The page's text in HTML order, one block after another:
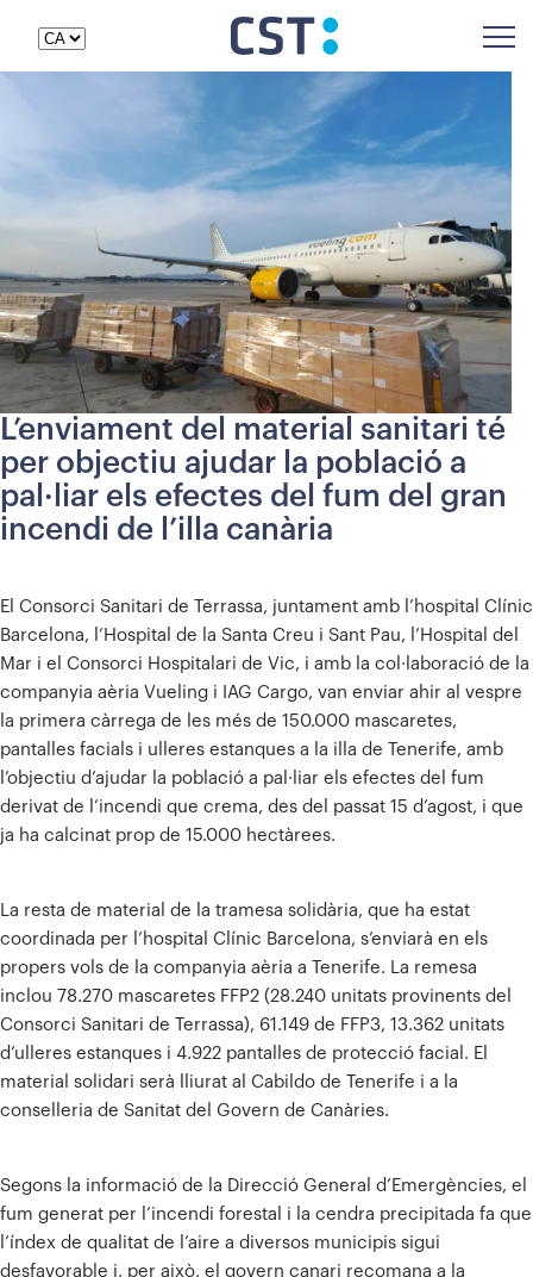
L’enviament del material sanitari té
per objectiu ajudar la població a
pal·liar els efectes del fum del gran
incendi de l’illa canària
El Consorci Sanitari de Terrassa, juntament amb l’hospital Clínic
Barcelona, l’Hospital de la Santa Creu i Sant Pau, l’Hospital del
Mar i el Consorci Hospitalari de Vic, i amb la col·laboració de la
companyia aèria Vueling i IAG Cargo, van enviar ahir al vespre
la primera càrrega de les més de 150.000 mascaretes,
pantalles facials i ulleres estanques a la illa de Tenerife, amb
l’objectiu d’ajudar la població a pal·liar els efectes del fum
derivat de l’incendi que crema, des del passat 15 d’agost, i que
ja ha calcinat prop de 15.000 hectàrees.
La resta de material de la tramesa solidària, que ha estat
coordinada per l’hospital Clínic Barcelona, s’enviarà en els
propers vols de la companyia aèria a Tenerife. La remesa
inclou 78.270 mascaretes FFP2 (28.240 unitats provinents del
Consorci Sanitari de Terrassa), 61.149 de FFP3, 13.362 unitats
d’ulleres estanques i 4.922 pantalles de protecció facial. El
material solidari serà lliurat al Cabildo de Tenerife i a la
conselleria de Sanitat del Govern de Canàries.
Segons la informació de la Direcció General d’Emergències, el
fum generat per l’incendi forestal i la cendra precipitada fa que
l’índex de qualitat de l’aire a diversos municipis sigui
desfavorable i, per això, el govern canari recomana a la